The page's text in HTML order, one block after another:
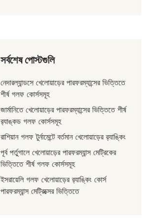
সর্বশেষ পোস্টগুলি
নেদারল্যান্ডসে খেলোয়াড়ের পারফরম্যান্সের ভিত্তিতে
শীর্ষ গলফ কোর্সসমূহ
জার্মানিতে খেলোয়াড়ের পারফরম্যান্সের ভিত্তিতে শীর্ষ
র‌্যাঙ্কড গলফ কোর্সসমূহ
রাশিয়ান গলফ টুর্নামেন্টে বর্তমান খেলোয়াড়ের র‌্যাঙ্কিং
পূর্ব পর্তুগালে খেলোয়াড়ের পারফরম্যান্স মেট্রিকের
ভিত্তিতে শীর্ষ গলফ কোর্সসমূহ
ইসরায়েলি গলফ খেলোয়াড়ের র‌্যাঙ্কিং কোর্স
পারফরম্যান্স মেট্রিক্সের ভিত্তিতে